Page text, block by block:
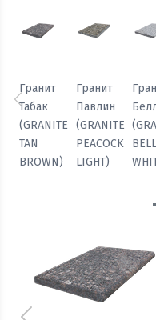
Гранит
Табак
(GRANITE
TAN
BROWN)
Гранит
Павлин
(GRANITE
PEACOCK
LIGHT)
Предыдущий